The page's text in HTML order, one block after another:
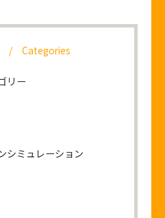
Categories
リー
シミュレーション